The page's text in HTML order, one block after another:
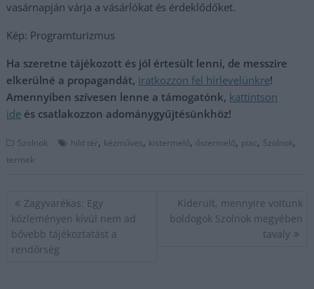
vasárnapján várja a vásárlókat és érdeklődőket.
Kép: Programturizmus
Ha szeretne tájékozott és jól értesült lenni, de messzire
elkerülné a propagandát, iratkozzon fel hírlevelünkre!
Amennyiben szívesen lenne a támogatónk, kattintson
ide és csatlakozzon adománygyűjtésünkhöz!
Szolnok hild tér, kézműves, kistermelő, őstermelő, piac, Szolnok,
termek
Bejegyzés
navigáció
Zagyvarékas: Egy
közleményen kívül nem ad
bővebb tájékoztatást a
rendőrség
Kiderült, mennyire voltunk
boldogok Szolnok megyében
tavaly